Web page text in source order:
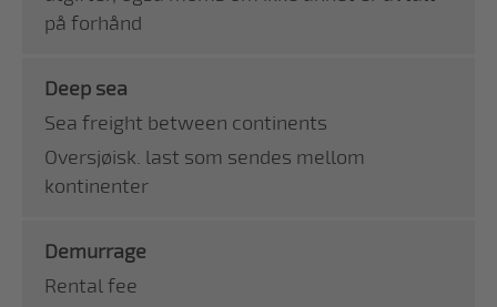
på forhånd
Deep sea
Sea freight between continents
Oversjøisk. last som sendes mellom
kontinenter
Demurrage
Rental fee